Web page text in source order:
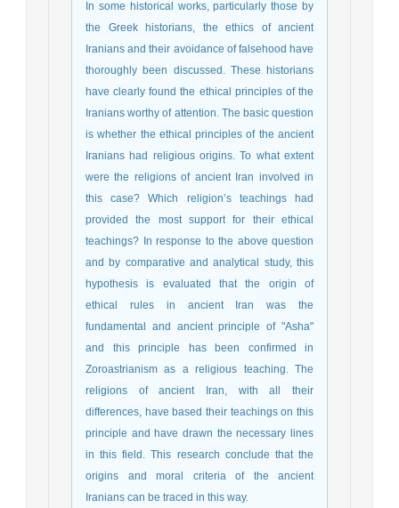
In some historical works, particularly those by
the Greek historians, the ethics of ancient
Iranians and their avoidance of falsehood have
thoroughly been discussed. These historians
have clearly found the ethical principles of the
Iranians worthy of attention. The basic question
is whether the ethical principles of the ancient
Iranians had religious origins. To what extent
were the religions of ancient Iran involved in
this case? Which religion’s teachings had
provided the most support for their ethical
teachings? In response to the above question
and by comparative and analytical study, this
hypothesis is evaluated that the origin of
ethical rules in ancient Iran was the
fundamental and ancient principle of "Asha"
and this principle has been confirmed in
Zoroastrianism as a religious teaching. The
religions of ancient Iran, with all their
differences, have based their teachings on this
principle and have drawn the necessary lines
in this field. This research conclude that the
origins and moral criteria of the ancient
Iranians can be traced in this way.